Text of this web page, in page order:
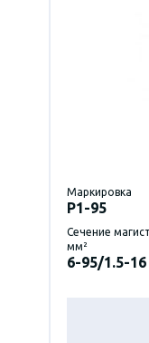
Маркировка
P1-95
Сечение
мм²
6-95/1.5-16